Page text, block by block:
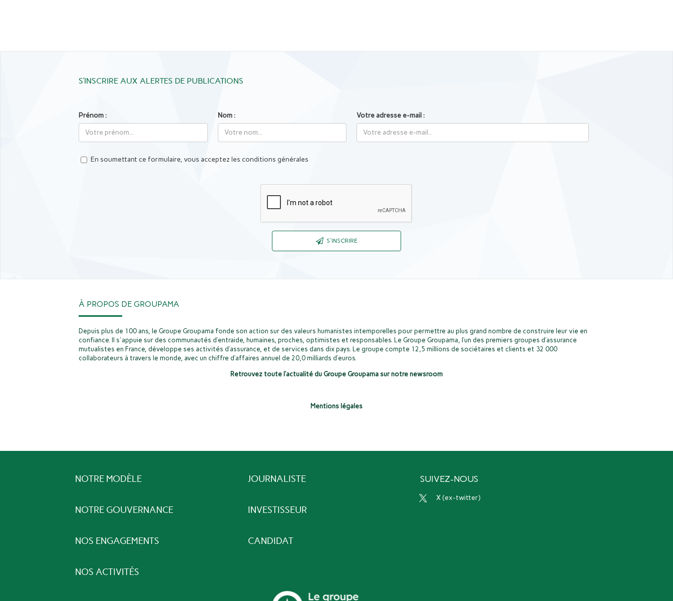
S’INSCRIRE AUX ALERTES DE PUBLICATIONS
Prénom : Nom : Votre adresse e-mail :
En soumettant ce formulaire, vous acceptez les conditions générales
S'INSCRIRE
À PROPOS DE GROUPAMA
Depuis plus de 100 ans, le Groupe Groupama fonde son action sur des valeurs humanistes intemporelles pour permettre au plus grand nombre de construire leur vie en
confiance. Il s'appuie sur des communautés d’entraide, humaines, proches, optimistes et responsables. Le Groupe Groupama, l’un des premiers groupes d’assurance
mutualistes en France, développe ses activités d’assurance, et de services dans dix pays. Le groupe compte 12,5 millions de sociétaires et clients et 32 000
collaborateurs à travers le monde, avec un chiffre d’affaires annuel de 20,0 milliards d’euros.
Retrouvez toute l’actualité du Groupe Groupama sur notre newsroom
Mentions légales
NOTRE MODÈLE
NOTRE GOUVERNANCE
NOS ENGAGEMENTS
NOS ACTIVITÉS
JOURNALISTE
INVESTISSEUR
CANDIDAT
SUIVEZ-NOUS
x (ex-twitter)